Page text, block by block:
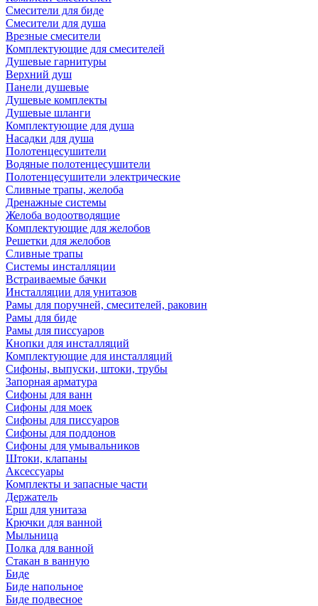
Смесители для биде
Смесители для душа
Врезные смесители
Комплектующие для смесителей
Душевые гарнитуры
Верхний душ
Панели душевые
Душевые комплекты
Душевые шланги
Комплектующие для душа
Насадки для душа
Полотенцесушители
Водяные полотенцесушители
Полотенцесушители электрические
Сливные трапы, желоба
Дренажные системы
Желоба водоотводящие
Комплектующие для желобов
Решетки для желобов
Сливные трапы
Системы инсталляции
Встраиваемые бачки
Инсталляции для унитазов
Рамы для поручней, смесителей, раковин
Рамы для биде
Рамы для писсуаров
Кнопки для инсталляций
Комплектующие для инсталляций
Сифоны, выпуски, штоки, трубы
Запорная арматура
Сифоны для ванн
Сифоны для моек
Сифоны для писсуаров
Сифоны для поддонов
Сифоны для умывальников
Штоки, клапаны
Аксессуары
Комплекты и запасные части
Держатель
Ерш для унитаза
Крючки для ванной
Мыльница
Полка для ванной
Стакан в ванную
Биде
Биде напольное
Биде подвесное